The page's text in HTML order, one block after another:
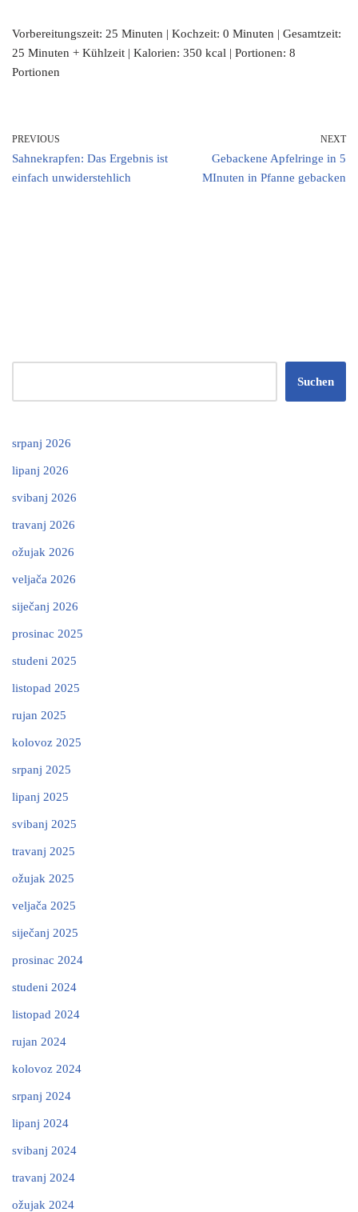
Vorbereitungszeit: 25 Minuten | Kochzeit: 0 Minuten | Gesamtzeit:
25 Minuten + Kühlzeit | Kalorien: 350 kcal | Portionen: 8
Portionen
PREVIOUS
Sahnekrapfen: Das Ergebnis ist
einfach unwiderstehlich
NEXT
Gebackene Apfelringe in 5
MInuten in Pfanne gebacken
Suchen
srpanj 2026
lipanj 2026
svibanj 2026
travanj 2026
ožujak 2026
veljača 2026
siječanj 2026
prosinac 2025
studeni 2025
listopad 2025
rujan 2025
kolovoz 2025
srpanj 2025
lipanj 2025
svibanj 2025
travanj 2025
ožujak 2025
veljača 2025
siječanj 2025
prosinac 2024
studeni 2024
listopad 2024
rujan 2024
kolovoz 2024
srpanj 2024
lipanj 2024
svibanj 2024
travanj 2024
ožujak 2024